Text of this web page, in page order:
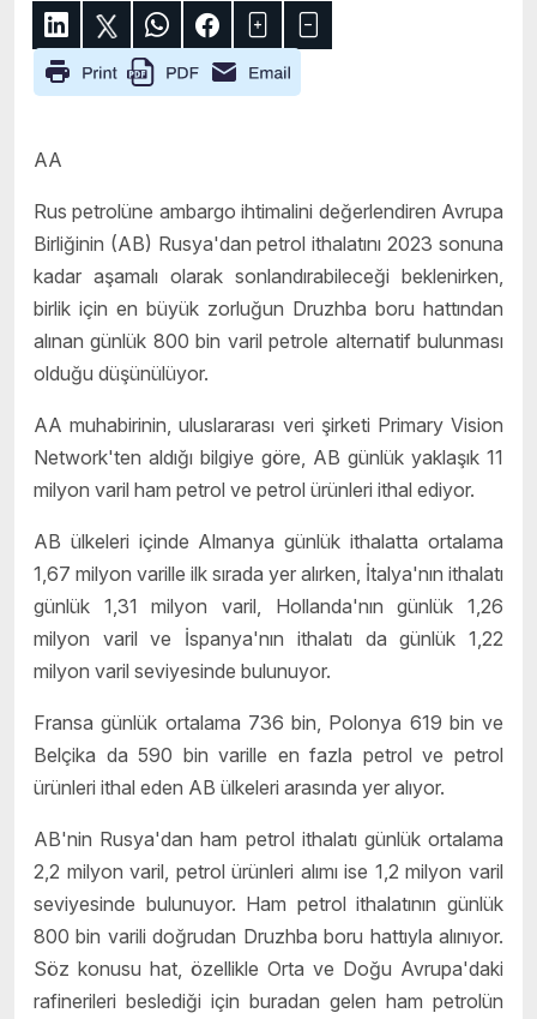
AA
Rus petrolüne ambargo ihtimalini değerlendiren Avrupa
Birliğinin (AB) Rusya'dan petrol ithalatını 2023 sonuna
kadar aşamalı olarak sonlandırabileceği beklenirken,
birlik için en büyük zorluğun Druzhba boru hattından
alınan günlük 800 bin varil petrole alternatif bulunması
olduğu düşünülüyor.
AA muhabirinin, uluslararası veri şirketi Primary Vision
Network'ten aldığı bilgiye göre, AB günlük yaklaşık 11
milyon varil ham petrol ve petrol ürünleri ithal ediyor.
AB ülkeleri içinde Almanya günlük ithalatta ortalama
1,67 milyon varille ilk sırada yer alırken, İtalya'nın ithalatı
günlük 1,31 milyon varil, Hollanda'nın günlük 1,26
milyon varil ve İspanya'nın ithalatı da günlük 1,22
milyon varil seviyesinde bulunuyor.
Fransa günlük ortalama 736 bin, Polonya 619 bin ve
Belçika da 590 bin varille en fazla petrol ve petrol
ürünleri ithal eden AB ülkeleri arasında yer alıyor.
AB'nin Rusya'dan ham petrol ithalatı günlük ortalama
2,2 milyon varil, petrol ürünleri alımı ise 1,2 milyon varil
seviyesinde bulunuyor. Ham petrol ithalatının günlük
800 bin varili doğrudan Druzhba boru hattıyla alınıyor.
Söz konusu hat, özellikle Orta ve Doğu Avrupa'daki
rafinerileri beslediği için buradan gelen ham petrolün